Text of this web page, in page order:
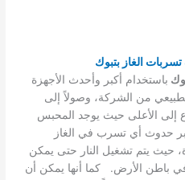
الغاز بتبوك
باستخدام أكبر وأحدث الأجهزة
من الشركة، وصولاً إلى
إلى الأعلى حيث يوجد المحبس
حدوث أي تسرب في الغاز
حيث يتم تشغيل النار حتى يمكن
باطن الأرض. كما أنها يمكن أن